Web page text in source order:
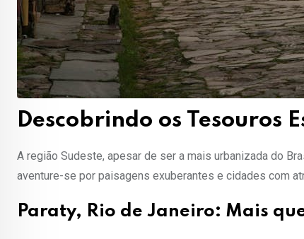
Descobrindo os Tesouros
A região Sudeste, apesar de ser a mais urbanizada do
aventure-se por paisagens exuberantes e cidades com
Paraty, Rio de Janeiro: Mais